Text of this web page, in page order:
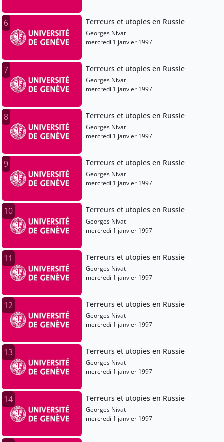
6 Terreurs et utopies en Russie
Georges Nivat
mercredi 1 janvier 1997
7 Terreurs et utopies en Russie
Georges Nivat
mercredi 1 janvier 1997
8 Terreurs et utopies en Russie
Georges Nivat
mercredi 1 janvier 1997
9 Terreurs et utopies en Russie
Georges Nivat
mercredi 1 janvier 1997
10 Terreurs et utopies en Russie
Georges Nivat
mercredi 1 janvier 1997
11 Terreurs et utopies en Russie
Georges Nivat
mercredi 1 janvier 1997
12 Terreurs et utopies en Russie
Georges Nivat
mercredi 1 janvier 1997
13 Terreurs et utopies en Russie
Georges Nivat
mercredi 1 janvier 1997
14 Terreurs et utopies en Russie
Georges Nivat
mercredi 1 janvier 1997